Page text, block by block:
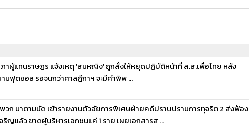
าผู้แทนราษฎร แจ้งเหตุ 'สมหญิง' ถูกสั่งให้หยุดปฏิบัติหน้าที่ ส.ส.เพื่อไทย หลัง
ฟุตซอล รอจนกว่าศาลฎีกาฯ จะมีคำพิพ ...
ก มาตามนัด เข้ารายงานตัวอัยการพิเศษฝ่ายคดีปราบปรามการทุจริต 2 ส่งฟ้อง
ญแล้ว ขาดผู้บริหารเอกชนแค่ 1 ราย เผยเอกสารส ...